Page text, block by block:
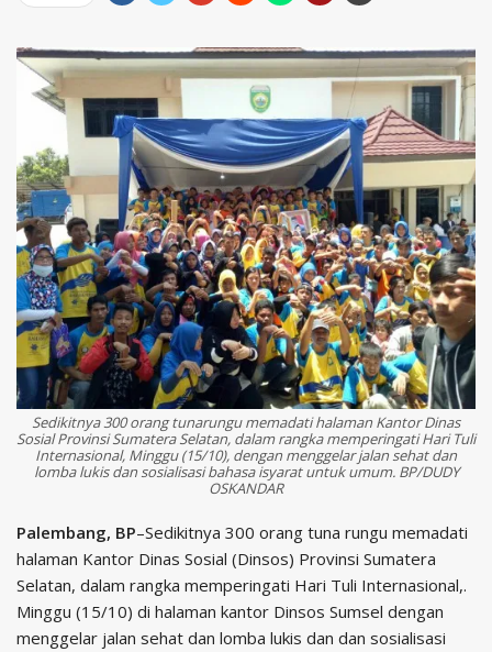
Sedikitnya 300 orang tunarungu memadati halaman Kantor Dinas
Sosial Provinsi Sumatera Selatan, dalam rangka memperingati Hari Tuli
Internasional, Minggu (15/10), dengan menggelar jalan sehat dan
lomba lukis dan sosialisasi bahasa isyarat untuk umum. BP/DUDY
OSKANDAR
Palembang, BP–Sedikitnya 300 orang tuna rungu memadati
halaman Kantor Dinas Sosial (Dinsos) Provinsi Sumatera
Selatan, dalam rangka memperingati Hari Tuli Internasional,.
Minggu (15/10) di halaman kantor Dinsos Sumsel dengan
menggelar jalan sehat dan lomba lukis dan dan sosialisasi